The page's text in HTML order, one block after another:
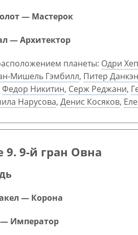
— Мастерок
— Архитектор
планеты: Одри
Мишель Гэмбилл, Питер Данкэн
Федор Никитин, Серж Реджани,
Нарусова, Денис Косяков,
9. 9-й гран Овна
— Корона
— Император